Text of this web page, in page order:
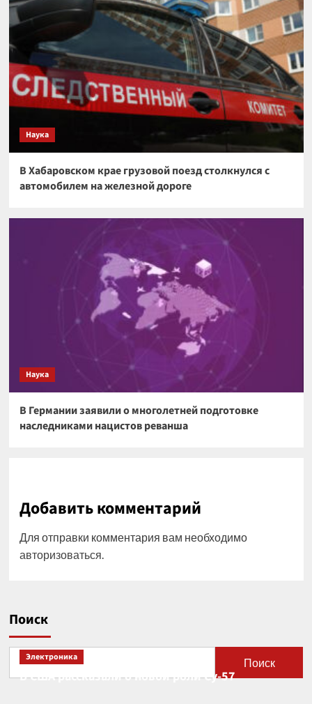
Наука
В Хабаровском крае грузовой поезд столкнулся с
автомобилем на железной дороге
Наука
В Германии заявили о многолетней подготовке
наследниками нацистов реванша
Добавить комментарий
Для отправки комментария вам необходимо
авторизоваться.
Поиск
Поиск
Электроника
В США рассказали о новой роли Су-57